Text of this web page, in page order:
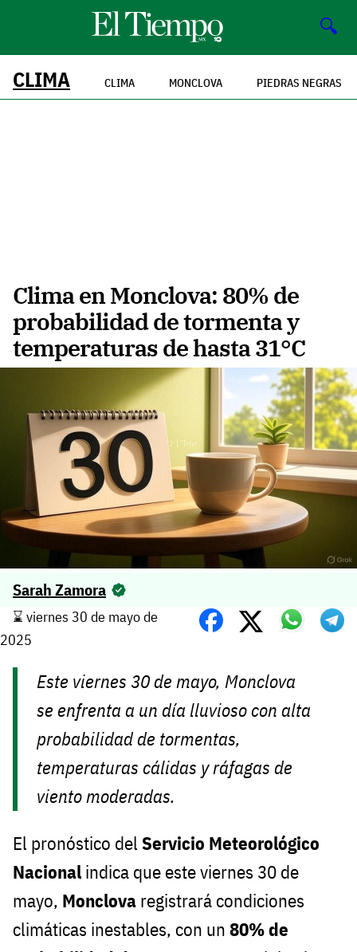
🔍
CLIMA CLIMA MONCLOVA PIEDRAS NEGRAS
Clima en Monclova: 80% de
probabilidad de tormenta y
temperaturas de hasta 31°C
Sarah Zamora
⌛️ viernes 30 de mayo de
2025
Este viernes 30 de mayo, Monclova
se enfrenta a un día lluvioso con alta
probabilidad de tormentas,
temperaturas cálidas y ráfagas de
viento moderadas.
El pronóstico del Servicio Meteorológico
Nacional indica que este viernes 30 de
mayo, Monclova registrará condiciones
climáticas inestables, con un 80% de